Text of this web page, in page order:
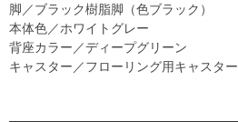
脚／ブラック樹脂脚（色ブラック）
本体色／ホワイトグレー
背座カラー／ディープグリーン
キャスター／フローリング用キャスター